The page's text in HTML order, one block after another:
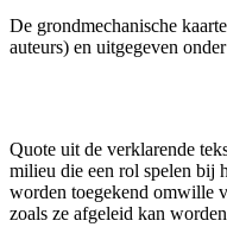
De grondmechanische
auteurs) en uitgegeven
Quote uit de verklarende
milieu die een rol spelen bij
worden toegekend omwille
zoals ze afgeleid kan